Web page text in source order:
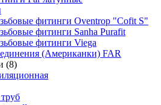
фитинги Oventrop "Cofit S"
фитинги Sanha Purafit
фитинги Viega
(Американки) FAR
(8)